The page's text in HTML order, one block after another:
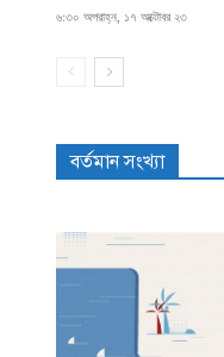
৬:৩০ অপরাহ্ন, ১৭ অক্টোবর ২৩
বর্তমান সংখ্যা